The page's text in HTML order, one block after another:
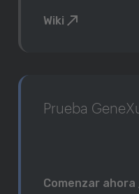
Wiki
Prueba
Comenzar ahora